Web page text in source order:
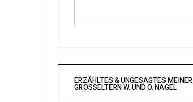
ERZÄHLTES & UNGESAGTES MEINER
GROSSELTERN W. UND O. NAGEL